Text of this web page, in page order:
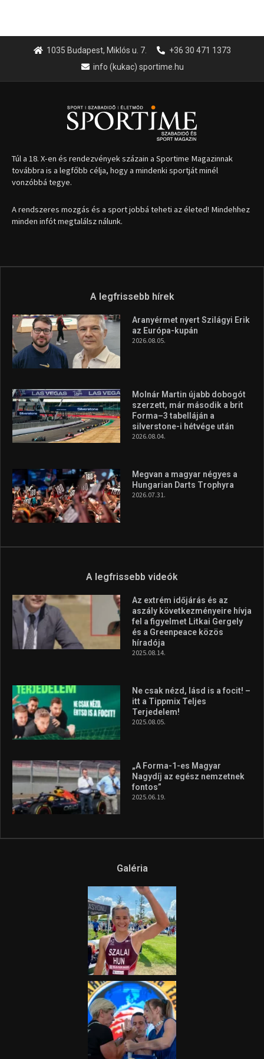
1035 Budapest, Miklós u. 7.
+36 30 471 1373
info (kukac) sportime.hu
Túl a 18. X-en és rendezvények százain a Sportime Magazinnak
továbbra is a legfőbb célja, hogy a mindenki sportját minél
vonzóbbá tegye.
A rendszeres mozgás és a sport jobbá teheti az életed! Mindehhez
minden infót megtalálsz nálunk.
A legfrissebb hírek
Aranyérmet nyert Szilágyi Erik
az Európa-kupán
2026.08.05.
Molnár Martin újabb dobogót
szerzett, már második a brit
Forma–3 tabelláján a
silverstone-i hétvége után
2026.08.04.
Megvan a magyar négyes a
Hungarian Darts Trophyra
2026.07.31.
A legfrissebb videók
Az extrém időjárás és az
aszály következményeire hívja
fel a figyelmet Litkai Gergely
és a Greenpeace közös
híradója
2025.08.14.
Ne csak nézd, lásd is a focit! –
itt a Tippmix Teljes
Terjedelem!
2025.08.05.
„A Forma-1-es Magyar
Nagydíj az egész nemzetnek
fontos”
2025.06.19.
Galéria